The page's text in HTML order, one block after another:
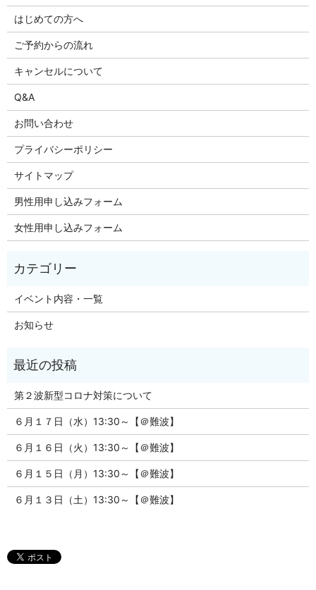
はじめての方へ
ご予約からの流れ
キャンセルについて
Q&A
お問い合わせ
プライバシーポリシー
サイトマップ
男性用申し込みフォーム
女性用申し込みフォーム
イベント内容・一覧
お知らせ
第２波新型コロナ対策について
６月１７日（水）13:30～【＠難波】
６月１６日（火）13:30～【＠難波】
６月１５日（月）13:30～【＠難波】
６月１３日（土）13:30～【＠難波】